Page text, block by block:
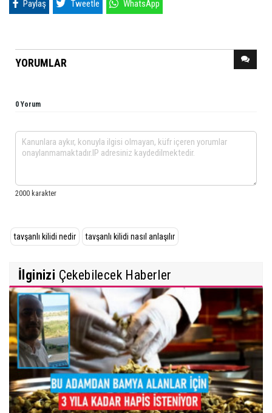
Paylaş Tweetle WhatsApp
YORUMLAR
0 Yorum
tavşanlı kilidi nedir tavşanlı kilidi nasıl anlaşılır
İlginizi Çekebilecek Haberler